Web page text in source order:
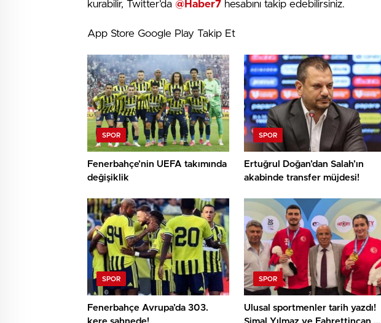
kurabilir, Twitter’da @Haber7 hesabını takip edebilirsiniz.
App Store Google Play Takip Et
SPOR
Fenerbahçe’nin UEFA takımında
değişiklik
SPOR
Ertuğrul Doğan’dan Salah’ın
akabinde transfer müjdesi!
SPOR
Fenerbahçe Avrupa’da 303.
SPOR
Ulusal sportmenler tarih yazdı!